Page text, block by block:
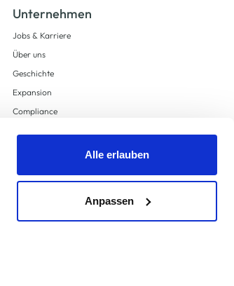
Alle erlauben
Anpassen
Unternehmen
Jobs & Karriere
Über uns
Geschichte
Expansion
Compliance
Supply Chain Due Diligence